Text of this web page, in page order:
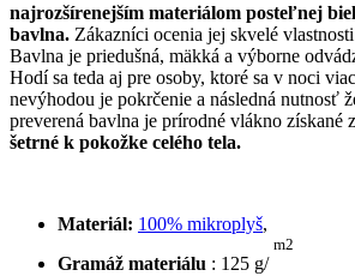
najrozšírenejším materiálom posteľnej
bavlna. Zákazníci ocenia jej skvelé
Bavlna je priedušná, mäkká a výborne
Hodí sa teda aj pre osoby, ktoré sa v noci
nevýhodou je pokrčenie a následná nutnosť
preverená bavlna je prírodné vlákno získané
šetrné k pokožke celého tela.
Materiál: 100% mikroplyš,
Gramáž materiálu : 125 g/
m2